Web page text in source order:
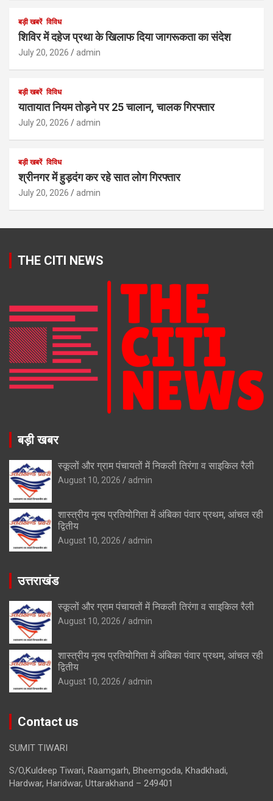
बड़ी खबरें विविध
शिविर में दहेज प्रथा के खिलाफ दिया जागरूकता का संदेश
July 20, 2026 admin
बड़ी खबरें विविध
यातायात नियम तोड़ने पर 25 चालान, चालक गिरफ्तार
July 20, 2026 admin
बड़ी खबरें विविध
श्रीनगर में हुड़दंग कर रहे सात लोग गिरफ्तार
July 20, 2026 admin
THE CITI NEWS
बड़ी खबर
स्कूलों और ग्राम पंचायतों में निकली तिरंगा व साइकिल रैली
August 10, 2026 admin
शास्त्रीय नृत्य प्रतियोगिता में अंबिका पंवार प्रथम, आंचल रही
द्वितीय
August 10, 2026 admin
उत्तराखंड
स्कूलों और ग्राम पंचायतों में निकली तिरंगा व साइकिल रैली
August 10, 2026 admin
शास्त्रीय नृत्य प्रतियोगिता में अंबिका पंवार प्रथम, आंचल रही
द्वितीय
August 10, 2026 admin
Contact us
SUMIT TIWARI
S/O,Kuldeep Tiwari, Raamgarh, Bheemgoda, Khadkhadi,
Hardwar, Haridwar, Uttarakhand – 249401